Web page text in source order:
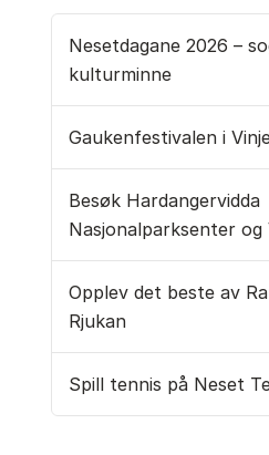
Nesetdagane 2026 –
kulturminne
Gaukenfestivalen i
Besøk Hardangervidda
Nasjonalparksenter og
Opplev det beste av
Rjukan
Spill tennis på Neset